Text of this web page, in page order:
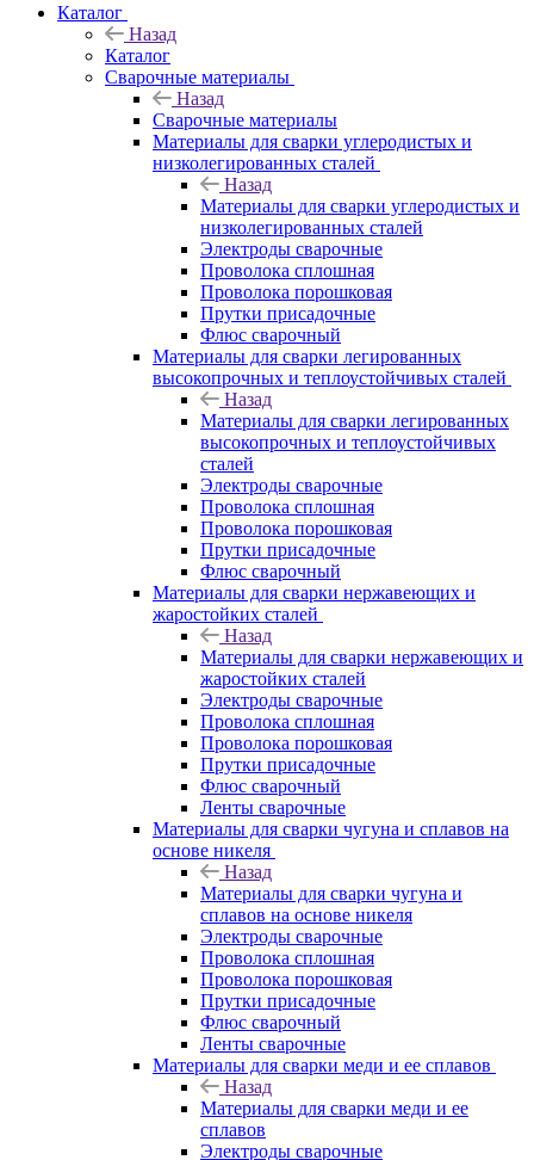
Каталог
Назад
Каталог
Сварочные материалы
Назад
Сварочные материалы
Материалы для сварки углеродистых и
низколегированных сталей
Назад
Материалы для сварки углеродистых и
низколегированных сталей
Электроды сварочные
Проволока сплошная
Проволока порошковая
Прутки присадочные
Флюс сварочный
Материалы для сварки легированных
высокопрочных и теплоустойчивых сталей
Назад
Материалы для сварки легированных
высокопрочных и теплоустойчивых
сталей
Электроды сварочные
Проволока сплошная
Проволока порошковая
Прутки присадочные
Флюс сварочный
Материалы для сварки нержавеющих и
жаростойких сталей
Назад
Материалы для сварки нержавеющих и
жаростойких сталей
Электроды сварочные
Проволока сплошная
Проволока порошковая
Прутки присадочные
Флюс сварочный
Ленты сварочные
Материалы для сварки чугуна и сплавов на
основе никеля
Назад
Материалы для сварки чугуна и
сплавов на основе никеля
Электроды сварочные
Проволока сплошная
Проволока порошковая
Прутки присадочные
Флюс сварочный
Ленты сварочные
Материалы для сварки меди и ее сплавов
Назад
Материалы для сварки меди и ее
сплавов
Электроды сварочные